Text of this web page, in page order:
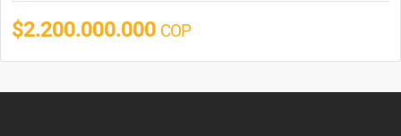
$2.200.000.000 COP